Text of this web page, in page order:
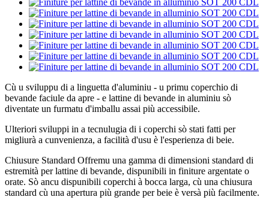
Cù u sviluppu di a linguetta d'aluminiu - u primu coperchio di
bevande faciule da apre - e lattine di bevande in aluminiu sò
diventate un furmatu d'imballu assai più accessibile.
Ulteriori sviluppi in a tecnulugia di i coperchi sò stati fatti per
migliurà a cunvenienza, a facilità d'usu è l'esperienza di beie.
Chiusure Standard Offremu una gamma di dimensioni standard di
estremità per lattine di bevande, dispunibili in finiture argentate o
orate. Sò ancu dispunibili coperchi à bocca larga, cù una chiusura
standard cù una apertura più grande per beie è versà più facilmente.